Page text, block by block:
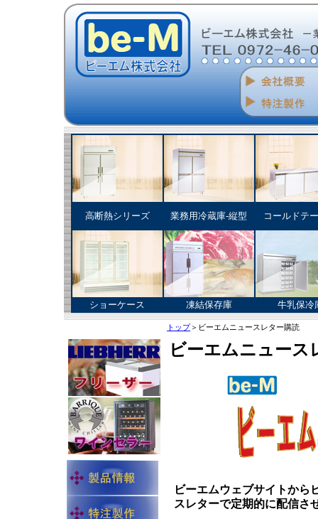
高断熱シリーズ 業務用冷蔵庫‐縦型 コールドテ
ショーケース 凍結保存庫 牛乳保冷
トップ＞ビーエムニュースレター購読
ビーエムニュース
ビーエムウェブサイトから
スレターで定期的に配信さ